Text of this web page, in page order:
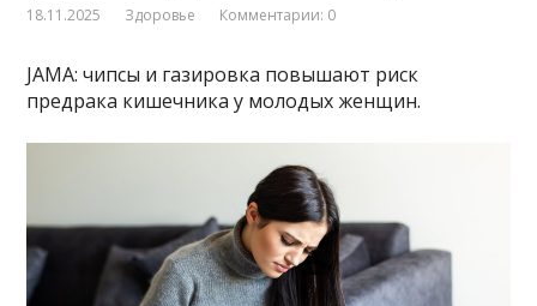
18.11.2025 Здоровье Комментарии: 0
JAMA: чипсы и газировка повышают риск
предрака кишечника у молодых женщин.